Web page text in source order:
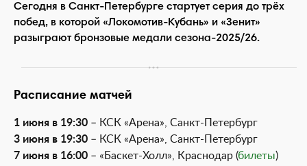
Сегодня в Санкт-Петербурге стартует серия до трёх
побед, в которой «Локомотив-Кубань» и «Зенит»
разыграют бронзовые медали сезона-2025/26.
Расписание матчей
1 июня в 19:30 – КСК «Арена», Санкт-Петербург
3 июня в 19:30 – КСК «Арена», Санкт-Петербург
7 июня в 16:00 – «Баскет-Холл», Краснодар (билеты)